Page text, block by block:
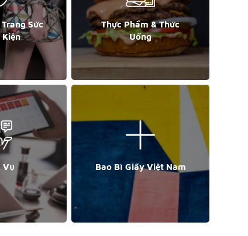
Sức
Kiện
Thực Phẩm & Thức
Uống
Vụ Bao Bì Giấy Việt Nam